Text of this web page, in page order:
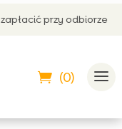
(0)